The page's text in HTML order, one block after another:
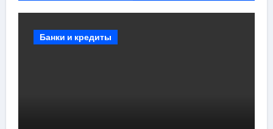
Банки и кредиты